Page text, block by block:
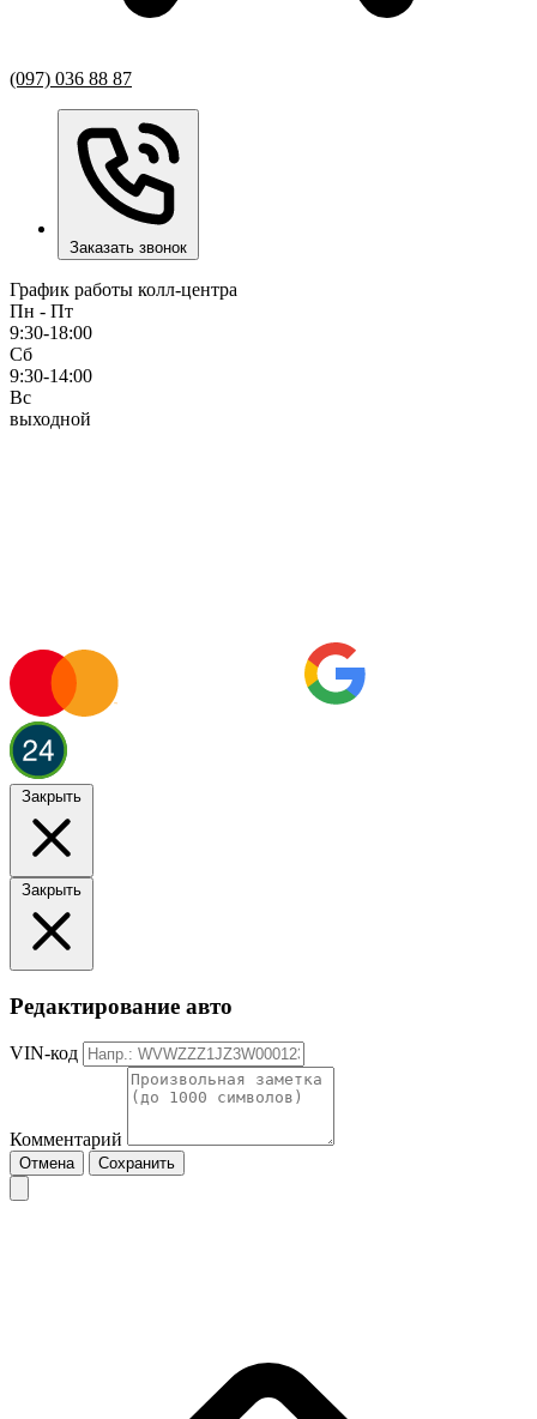
(097) 036 88 87
Заказать звонок
График работы колл-центра
Пн - Пт
9:30-18:00
Сб
9:30-14:00
Вс
выходной
Закрыть
Закрыть
Редактирование авто
VIN-код
Комментарий
Отмена Сохранить